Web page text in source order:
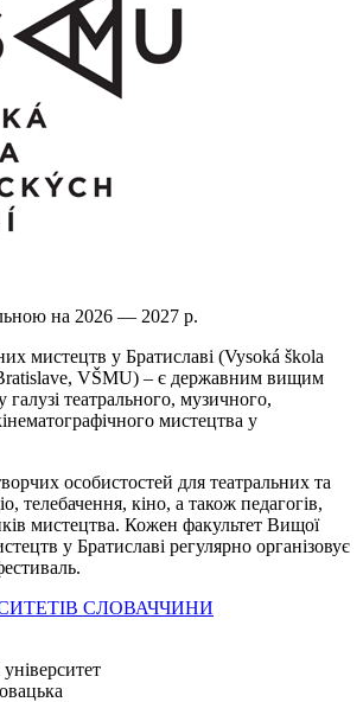
на 2026 — 2027 р.
мистецтв у Братиславі (Vysoká školа
VŠMU) – є державним вищим
галузі театрального, музичного,
мистецтва у
особистостей для театральних та
телебачення, кіно, а також педагогів,
мистецтва. Кожен факультет Вищої
у Братиславі регулярно організовує
СЛОВАЧЧИНИ